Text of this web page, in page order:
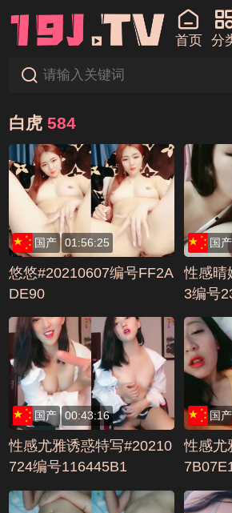
首页 分
白虎 584
国产 01:56:25
悠悠#20210607编号FF2A
DE90
国产
性感晴
3编号
国产 00:43:16
性感尤雅诱惑特写#20210
724编号116445B1
国产
性感尤